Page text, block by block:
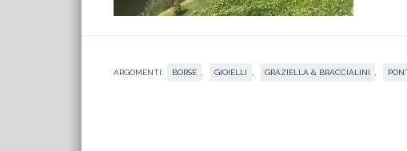
ARGOMENTI: BORSE GIOIELLI GRAZIELLA & BRACCIALINI